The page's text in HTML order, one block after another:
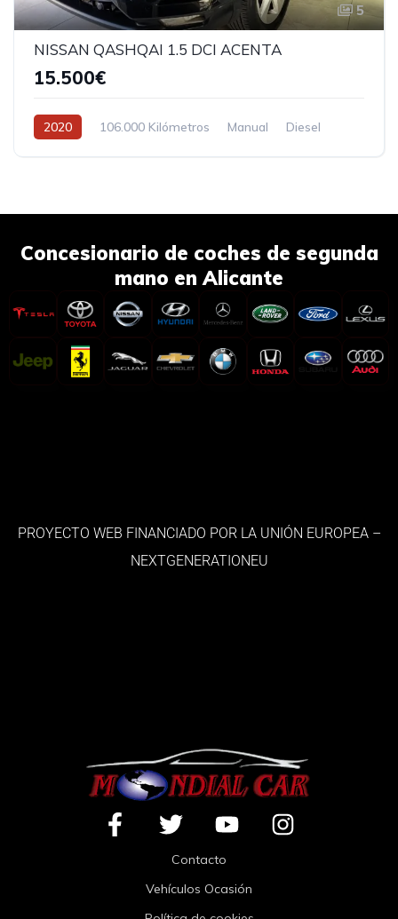
5
NISSAN QASHQAI 1.5 DCI ACENTA
15.500€
2020 106.000 Kilómetros Manual Diesel
Concesionario de coches de segunda
mano en Alicante
PROYECTO WEB FINANCIADO POR LA UNIÓN EUROPEA –
NEXTGENERATIONEU
Contacto
Vehículos Ocasión